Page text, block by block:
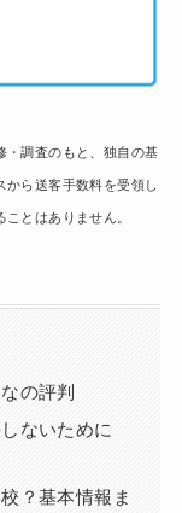
・調査のもと、独自の基
ら送客手数料を受領し
とはありません。
の評判
ないために
？基本情報ま